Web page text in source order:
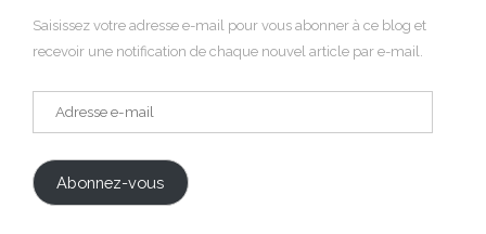
Saisissez votre adresse e-mail pour vous abonner à ce blog et
recevoir une notification de chaque nouvel article par e-mail.
Adresse
e-
Abonnez-vous